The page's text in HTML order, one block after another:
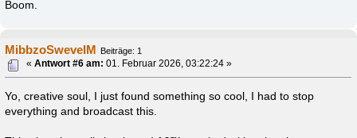
Boom.
MibbzoSweveIM Beiträge: 1
«Antwort #6 am: 01. Februar 2026, 03:22:24 »
Yo, creative soul, I just found something so cool, I had to stop
everything and broadcast this.